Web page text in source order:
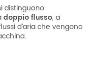
distinguono
doppio flusso, a
d’aria che vengono